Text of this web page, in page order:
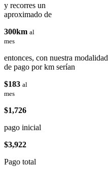
y recorres un
aproximado de
300km al
mes
entonces, con nuestra modalidad
de pago por km serían
$183 al
mes
$1,726
pago inicial
$3,922
Pago total